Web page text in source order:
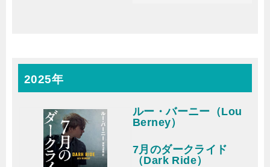
2025年
ルー・バーニー（Lou
Berney）
7月のダークライド
（Dark Ride）